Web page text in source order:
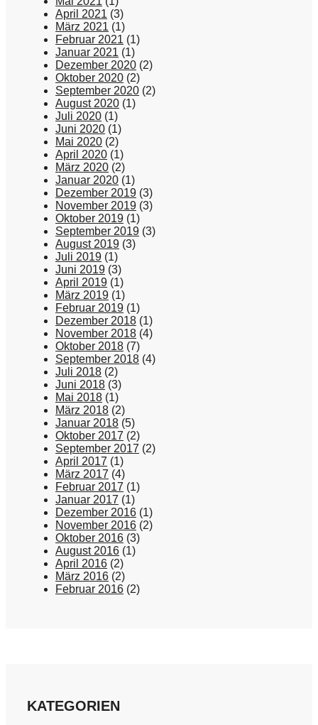
April 2021 (3)
März 2021 (1)
Februar 2021 (1)
Januar 2021 (1)
Dezember 2020 (2)
Oktober 2020 (2)
September 2020 (2)
August 2020 (1)
Juli 2020 (1)
Juni 2020 (1)
Mai 2020 (2)
April 2020 (1)
März 2020 (2)
Januar 2020 (1)
Dezember 2019 (3)
November 2019 (3)
Oktober 2019 (1)
September 2019 (3)
August 2019 (3)
Juli 2019 (1)
Juni 2019 (3)
April 2019 (1)
März 2019 (1)
Februar 2019 (1)
Dezember 2018 (1)
November 2018 (4)
Oktober 2018 (7)
September 2018 (4)
Juli 2018 (2)
Juni 2018 (3)
Mai 2018 (1)
März 2018 (2)
Januar 2018 (5)
Oktober 2017 (2)
September 2017 (2)
April 2017 (1)
März 2017 (4)
Februar 2017 (1)
Januar 2017 (1)
Dezember 2016 (1)
November 2016 (2)
Oktober 2016 (3)
August 2016 (1)
April 2016 (2)
März 2016 (2)
Februar 2016 (2)
KATEGORIEN